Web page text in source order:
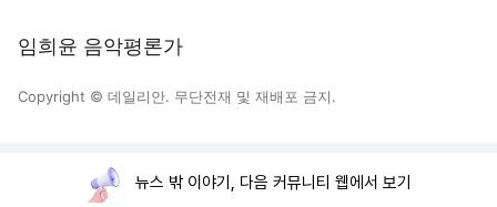
임희윤 음악평론가
Copyright © 데일리안. 무단전재 및 재배포 금지.
뉴스 밖 이야기, 다음 커뮤니티 웹에서 보기